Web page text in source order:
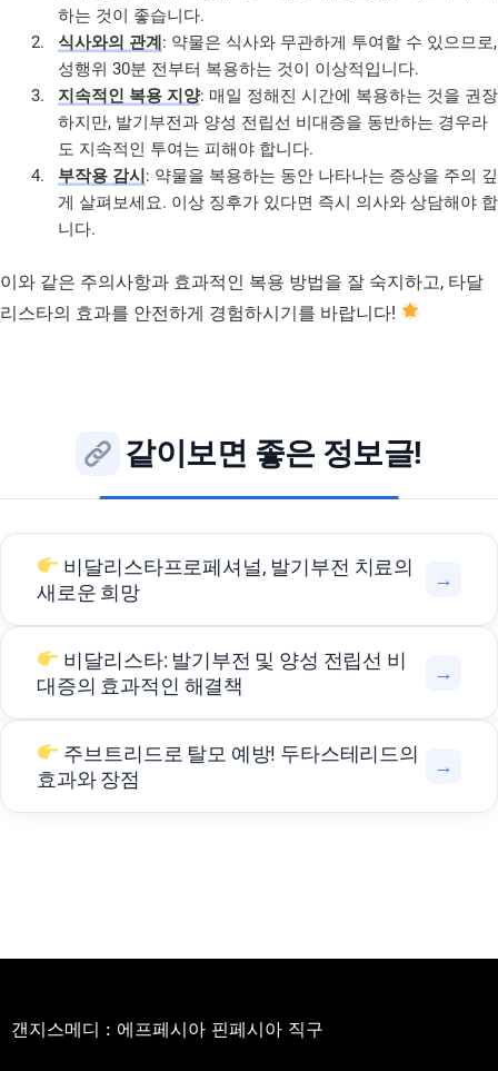
하는 것이 좋습니다.
식사와의 관계: 약물은 식사와 무관하게 투여할 수 있으므로,
성행위 30분 전부터 복용하는 것이 이상적입니다.
지속적인 복용 지양: 매일 정해진 시간에 복용하는 것을 권장
하지만, 발기부전과 양성 전립선 비대증을 동반하는 경우라
도 지속적인 투여는 피해야 합니다.
부작용 감시: 약물을 복용하는 동안 나타나는 증상을 주의 깊
게 살펴보세요. 이상 징후가 있다면 즉시 의사와 상담해야 합
니다.
이와 같은 주의사항과 효과적인 복용 방법을 잘 숙지하고, 타달
리스타의 효과를 안전하게 경험하시기를 바랍니다!
같이보면 좋은 정보글!
비달리스타프로페셔널, 발기부전 치료의
새로운 희망
→
비달리스타: 발기부전 및 양성 전립선 비
대증의 효과적인 해결책
→
주브트리드로 탈모 예방! 두타스테리드의
효과와 장점
→
갠지스메디 : 에프페시아 핀페시아 직구